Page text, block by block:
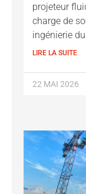
projeteur
charge de
ingénierie
LIRE LA SUITE
22 MAI 2026